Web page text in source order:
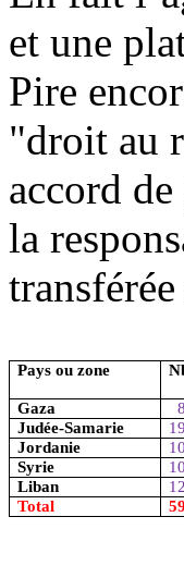
et une
Pire
"droit au
accord
la
Pays ou zone
Gaza
8
Judée-Samarie
19
Jordanie
10
Syrie
10
Liban
12
Total
59